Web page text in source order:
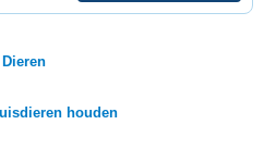
houden